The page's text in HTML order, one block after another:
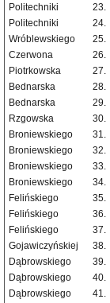
Politechniki
23.
Politechniki
24.
Wróblewskiego
25.
Czerwona
26.
Piotrkowska
27.
Bednarska
28.
Bednarska
29.
Rzgowska
30.
Broniewskiego
31.
Broniewskiego
32.
Broniewskiego
33.
Broniewskiego
34.
Felińskiego
35.
Felińskiego
36.
Felińskiego
37.
Gojawiczyńskiej
38.
Dąbrowskiego
39.
Dąbrowskiego
40.
Dąbrowskiego
41.